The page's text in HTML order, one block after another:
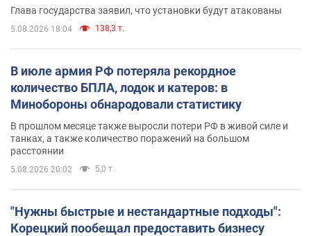
Глава государства заявил, что установки будут атакованы
5.08.2026 18:04 138,3 т.
В июле армия РФ потеряла рекордное
количество БПЛА, лодок и катеров: в
Минобороны обнародовали статистику
В прошлом месяце также выросли потери РФ в живой силе и
танках, а также количество поражений на большом
расстоянии
5.08.2026 20:02 5,0 т.
"Нужны быстрые и нестандартные подходы":
Корецкий пообещал предоставить бизнесу